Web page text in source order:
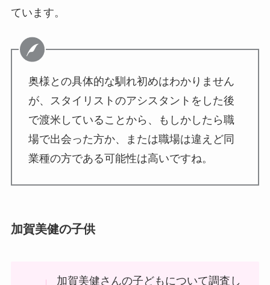
ています。
奥様との具体的な馴れ初めはわかりません
が、スタイリストのアシスタントをした後
で渡米していることから、もしかしたら職
場で出会った方か、または職場は違えど同
業種の方である可能性は高いですね。
加賀美健の子供
加賀美健さんの子どもについて調査し